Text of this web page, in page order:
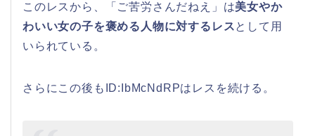
このレスから、「ご苦労さんだねえ」は美女やか
わいい女の子を褒める人物に対するレスとして用
いられている。
さらにこの後もID:IbMcNdRPはレスを続ける。